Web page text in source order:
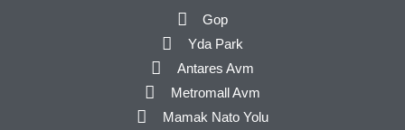
Gop
Yda Park
Antares Avm
Metromall Avm
Mamak Nato Yolu